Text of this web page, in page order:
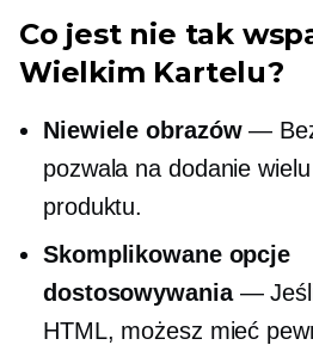
Co jest nie tak
Wielkim Kartelu?
Niewiele obrazów—
pozwala na dodanie
produktu.
Skomplikowane opcje
dostosowywania— Jeśli
HTML, możesz mieć